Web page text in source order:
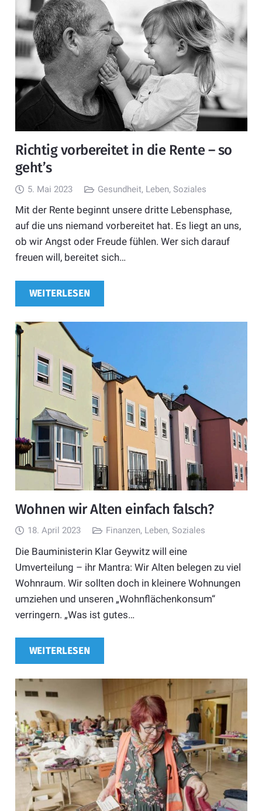
Richtig vorbereitet in die Rente – so
geht’s
5. Mai 2023 Gesundheit, Leben,Soziales
Mit der Rente beginnt unsere dritte Lebensphase,
auf die uns niemand vorbereitet hat. Es liegt an uns,
ob wir Angst oder Freude fühlen. Wer sich darauf
freuen will, bereitet sich…
WEITERLESEN
Wohnen wir Alten einfach falsch?
18. April 2023 Finanzen, Leben,Soziales
Die Bauministerin Klar Geywitz will eine
Umverteilung – ihr Mantra: Wir Alten belegen zu viel
Wohnraum. Wir sollten doch in kleinere Wohnungen
umziehen und unseren „Wohnflächenkonsum“
verringern. „Was ist gutes…
WEITERLESEN